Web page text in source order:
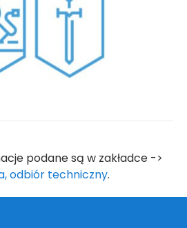
podane są w zakładce ->
odbiór techniczny.